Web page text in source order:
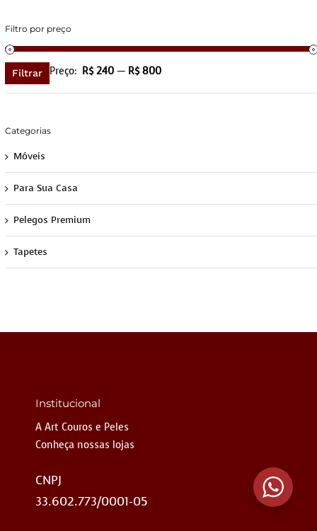
Filtro por preço
Filtrar Preço: R$ 240— R$ 800
Categorias
Móveis
Para Sua Casa
Pelegos Premium
Tapetes
Institucional
A Art Couros e Peles
Conheça nossas lojas
CNPJ
33.602.773/0001-05